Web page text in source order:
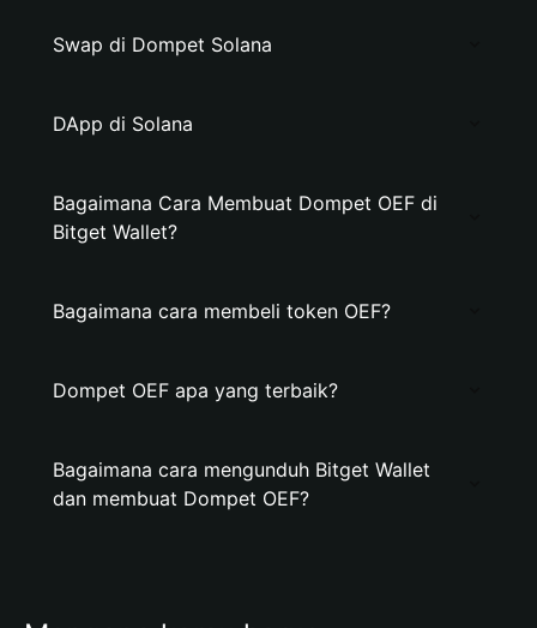
Swap di Dompet Solana
DApp di Solana
Bagaimana Cara Membuat Dompet OEF di
Bitget Wallet?
Bagaimana cara membeli token OEF?
Dompet OEF apa yang terbaik?
Bagaimana cara mengunduh Bitget Wallet
dan membuat Dompet OEF?